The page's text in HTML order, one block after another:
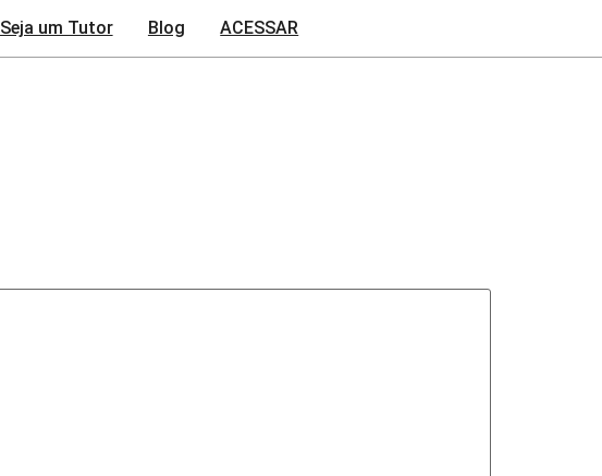
Seja um Tutor Blog ACESSAR